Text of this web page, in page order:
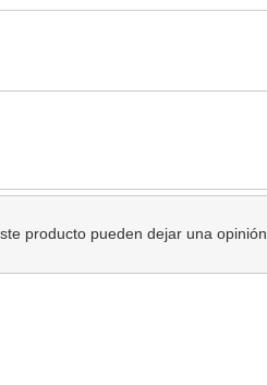
producto pueden dejar una opinión.